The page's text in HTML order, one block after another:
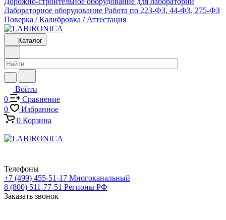
Лабораторное оборудование Работа по 223-ФЗ, 44-ФЗ, 275-ФЗ
Поверка / Калибровка / Аттестация
Каталог
Войти
0
Сравнение
0
Избранное
0 Корзина
Телефоны
+7 (499) 455-51-17 Многоканальный
8 (800) 511-77-51 Регионы РФ
Заказать звонок